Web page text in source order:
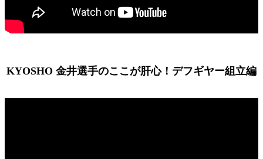
KYOSHO 金井選手のここが肝心！デフギヤー組立編